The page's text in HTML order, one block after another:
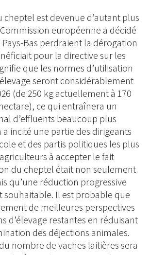
cheptel est devenue d’autant plus
européenne a décidé
Pays-Bas perdraient la dérogation
pour la directive sur les
que les normes d’utilisation
seront considérablement
(de 250 kg actuellement à 170
ce qui entraînera un
d’effluents beaucoup plus
incité une partie des dirigeants
et des partis politiques les plus
à accepter le fait
du cheptel était non seulement
qu’une réduction progressive
souhaitable. Il est probable que
de meilleures perspectives
d’élevage restantes en réduisant
des déjections animales.
nombre de vaches laitières sera